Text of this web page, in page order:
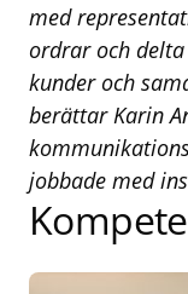
med
ordrar och
kunder och
berättar Karin
jobbade med